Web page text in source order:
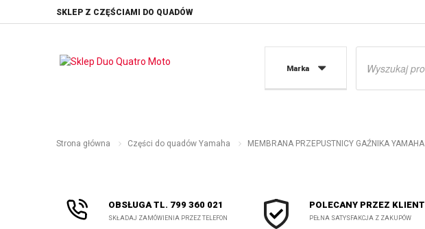
SKLEP Z CZĘŚCIAMI DO QUADÓW
Marka
Wyszukiwarka
Strona główna Części do quadów Yamaha MEMBRANA PRZEPUSTNICY GAŹNIKA
OBSŁUGA TL. 799 360 021
SKŁADAJ ZAMÓWIENIA PRZEZ TELEFON
POLECANY PRZEZ
PEŁNA SATYSFAKCJA Z ZAKUPÓW